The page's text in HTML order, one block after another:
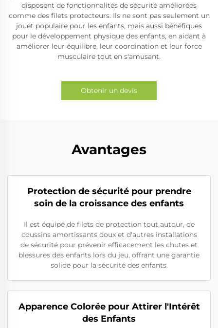
disposent de fonctionnalités de sécurité améliorées
comme des filets protecteurs. Ils ne sont pas seulement un
jouet populaire pour les enfants, mais aussi bénéfiques
pour le développement physique des enfants, en aidant à
améliorer leur équilibre, leur coordination et leur force
musculaire tout en s'amusant.
Obtenir un devis
Avantages
Protection de sécurité pour prendre
soin de la croissance des enfants
Il est équipé de filets de protection tout autour, de
coussins amortissants doux et d'autres installations
de sécurité pour prévenir efficacement les chutes et
blessures des enfants lors du jeu, offrant une garantie
solide pour la sécurité des enfants.
Apparence Colorée pour Attirer l'Intérêt
des Enfants